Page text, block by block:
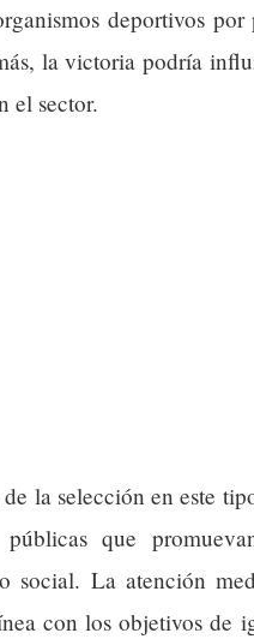
deportivos
la victoria podría
el sector.
la selección en este
que
social. La atención
con los objetivos de